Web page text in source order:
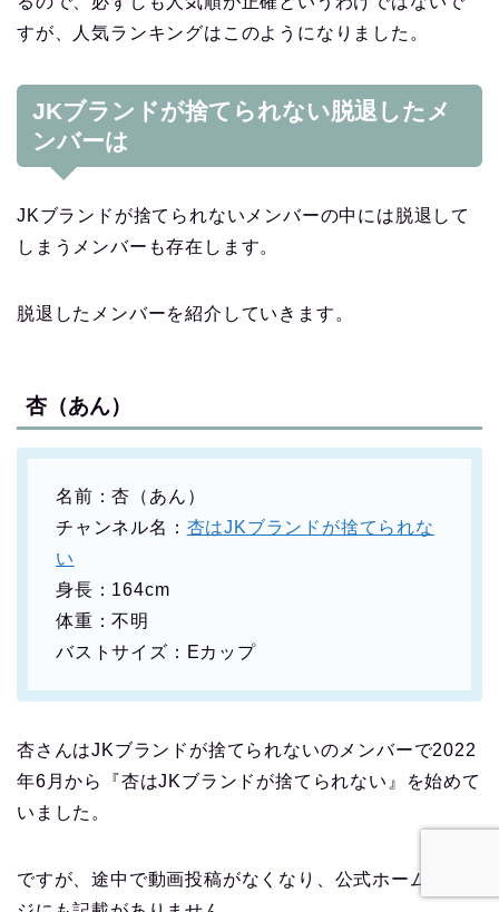
すが、人気ランキングはこのようになりました。
JKブランドが捨てられない脱退したメ
ンバーは
JKブランドが捨てられないメンバーの中には脱退して
しまうメンバーも存在します。
脱退したメンバーを紹介していきます。
杏（あん）
名前：杏（あん）
チャンネル名： 杏はJKブランドが捨てられな
い
身長：164cm
体重：不明
バストサイズ：Eカップ
杏さんはJKブランドが捨てられないのメンバーで2022
年6月から『杏はJKブランドが捨てられない』を始めて
いました。
ですが、途中で動画投稿がなくなり、公式ホームペー